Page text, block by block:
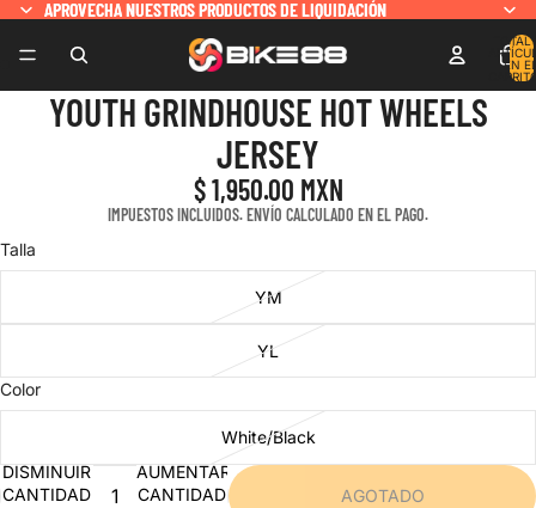
APROVECHA NUESTROS PRODUCTOS DE LIQUIDACIÓN
APROVECHA NUESTROS PRODUCTOS DE LIQUIDACIÓN
TOTAL
EN
YOUTH GRINDHOUSE HOT WHEELS
JERSEY
$ 1,950.00 MXN
IMPUESTOS INCLUIDOS. ENVÍO CALCULADO EN EL PAGO.
Talla
YM
YL
Color
White/Black
DISMINUIR
CANTIDAD
AUMENTAR
CANTIDAD
AGOTADO